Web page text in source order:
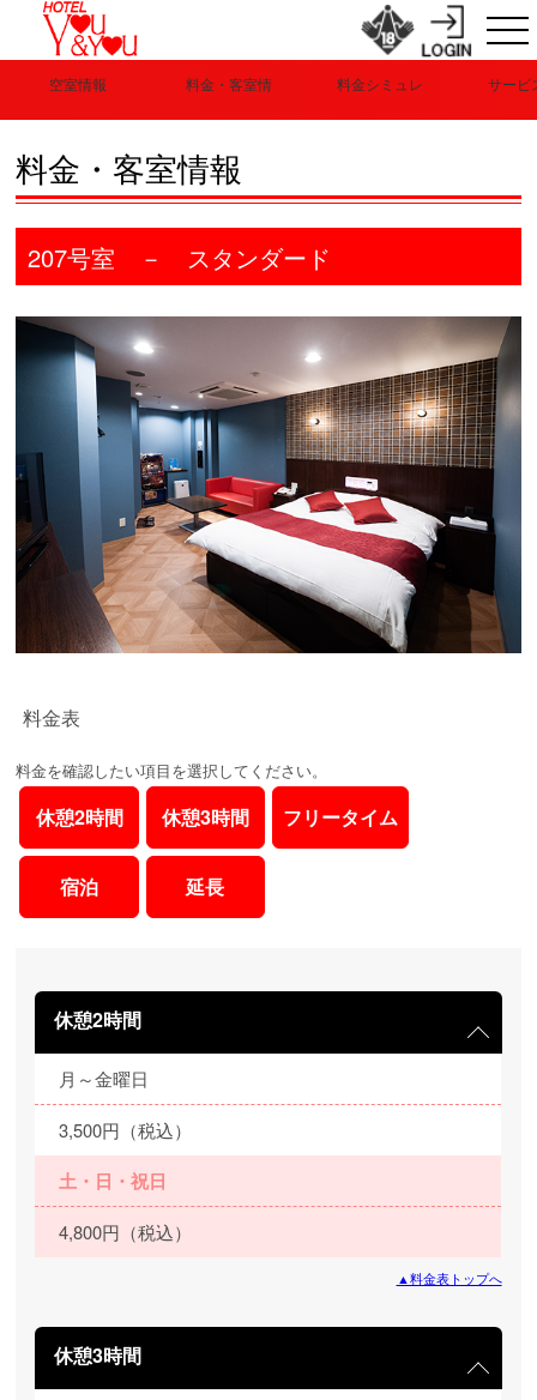
空室情報
料金・客室情
報
料金シミュレ
ーション
サービ
情
料金・客室情報
207号室 － スタンダード
料金表
料金を確認したい項目を選択してください。
休憩2時間 休憩3時間 フリータイム
宿泊 延長
休憩2時間
月～金曜日
3,500円（税込）
土・日・祝日
4,800円（税込）
▲料金表トップへ
休憩3時間